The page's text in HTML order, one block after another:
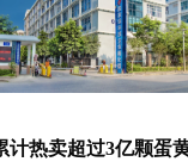
计热卖超过3亿颗蛋